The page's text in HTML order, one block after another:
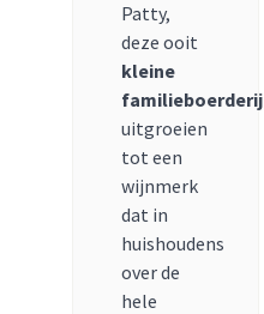
Patty,
deze ooit
kleine
familieboerderij
uitgroeien
tot een
wijnmerk
dat in
huishoudens
over de
hele